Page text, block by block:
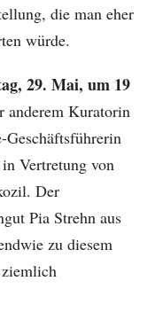
die man eher
würde.
29. Mai, um 19
anderem Kuratorin
Vertretung von
Der
Pia Strehn aus
zu diesem